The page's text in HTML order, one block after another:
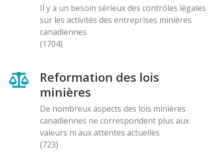
Il y a un besoin sérieux des contróles légales
sur les activités des entreprises minières
canadiennes
(1704)
Reformation des lois
minières
De nombreux aspects des lois minières
canadiennes ne correspondent plus aux
valeurs ni aux attentes actuelles
(723)